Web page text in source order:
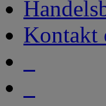
Kontakt